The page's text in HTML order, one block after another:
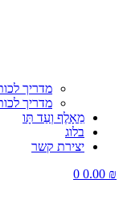
מדריך
מדריך
מֵאָלֶף וְעַד תָּו
בלוג
יצירת קשר
0.00 ₪
0